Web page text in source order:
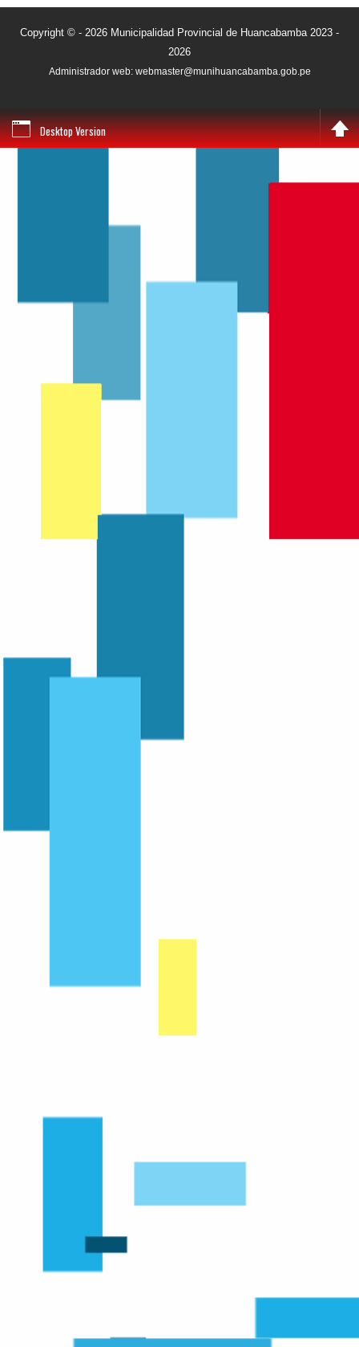
Copyright © - 2026 Municipalidad Provincial de Huancabamba 2023 -
2026
Administrador web: webmaster@munihuancabamba.gob.pe
Desktop Version